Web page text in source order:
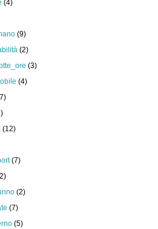
(4)
(9)
(2)
(3)
(4)
(12)
(7)
(2)
(7)
(5)